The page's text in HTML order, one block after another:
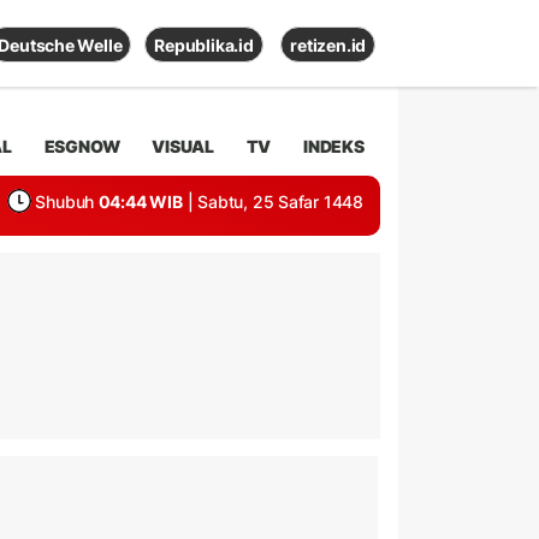
Deutsche Welle Republika.id retizen.id
ESGNOW VISUAL TV INDEKS
Shubuh 04:44 WIB | Sabtu, 25 Safar 1448